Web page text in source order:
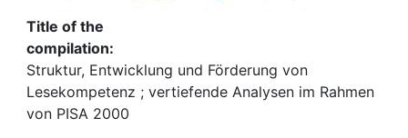
Title of the
compilation:
Struktur, Entwicklung und Förderung von
Lesekompetenz ; vertiefende Analysen im Rahmen
von PISA 2000